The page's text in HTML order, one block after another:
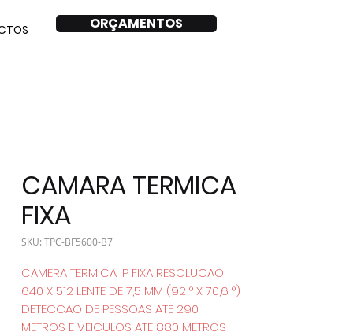
ORÇAMENTOS
CAMARA TERMICA
FIXA
SKU: TPC-BF5600-B7
CAMERA TERMICA IP FIXA RESOLUCAO
640 X 512 LENTE DE 7,5 MM (92 ° X 70,6 °)
DETECCAO DE PESSOAS ATE 290
METROS E VEICULOS ATE 880 METROS